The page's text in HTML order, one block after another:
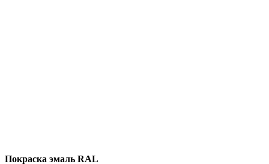
Покраска эмаль RAL